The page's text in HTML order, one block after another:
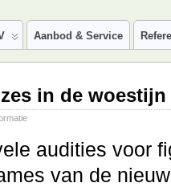
Aanbod & Service
in de
audities voor
van de